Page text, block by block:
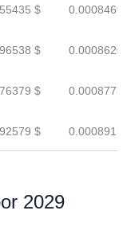
$
$
$
$
2029